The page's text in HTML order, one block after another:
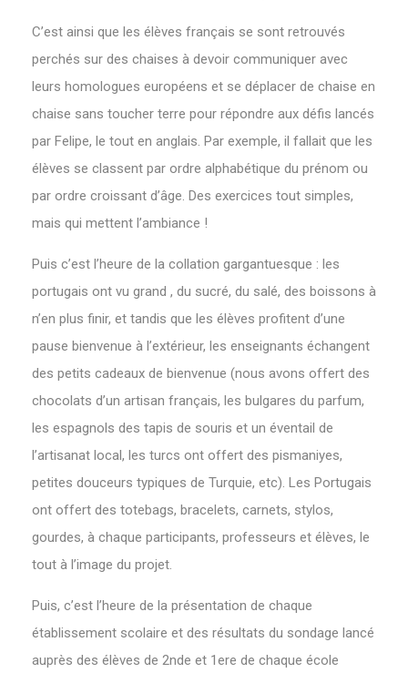
C’est ainsi que les élèves français se sont retrouvés
perchés sur des chaises à devoir communiquer avec
leurs homologues européens et se déplacer de chaise en
chaise sans toucher terre pour répondre aux défis lancés
par Felipe, le tout en anglais. Par exemple, il fallait que les
élèves se classent par ordre alphabétique du prénom ou
par ordre croissant d’âge. Des exercices tout simples,
mais qui mettent l’ambiance !
Puis c’est l’heure de la collation gargantuesque : les
portugais ont vu grand , du sucré, du salé, des boissons à
n’en plus finir, et tandis que les élèves profitent d’une
pause bienvenue à l’extérieur, les enseignants échangent
des petits cadeaux de bienvenue (nous avons offert des
chocolats d’un artisan français, les bulgares du parfum,
les espagnols des tapis de souris et un éventail de
l’artisanat local, les turcs ont offert des pismaniyes,
petites douceurs typiques de Turquie, etc). Les Portugais
ont offert des totebags, bracelets, carnets, stylos,
gourdes, à chaque participants, professeurs et élèves, le
tout à l’image du projet.
Puis, c’est l’heure de la présentation de chaque
établissement scolaire et des résultats du sondage lancé
auprès des élèves de 2nde et 1ere de chaque école